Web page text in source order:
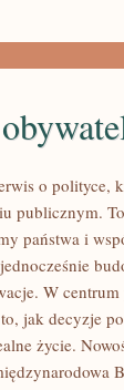
o polityce,
publicznym.
państwa i
W
jak decyzje
życie.